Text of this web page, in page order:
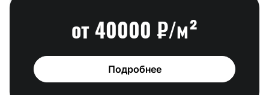
от 40000 ₽/м²
Подробнее